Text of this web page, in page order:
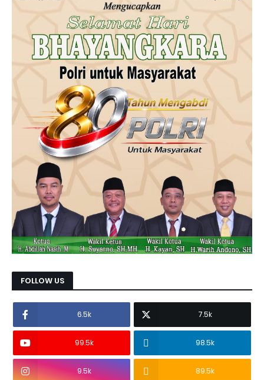
FOLLOW US
6.5k 7.5k
99.5k 98.5k
9.5k 89.5k